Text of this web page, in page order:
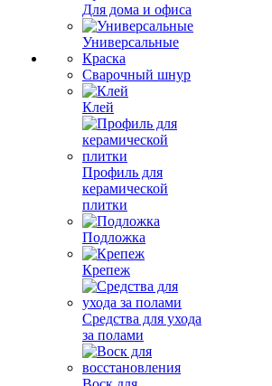
Для дома и офиса
Универсальные
Краска
Сварочный шнур
Клей
Профиль для
керамической
плитки
Подложка
Крепеж
Средства для ухода
за полами